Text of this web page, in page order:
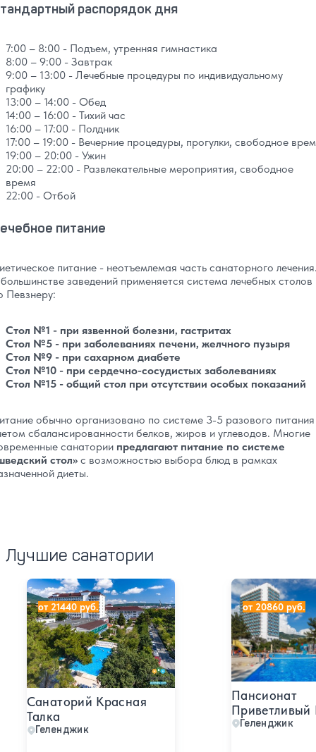
распорядок дня
7:00 – 8:00 - Подъем, утренняя гимнастика
8:00 – 9:00 - Завтрак
9:00 – 13:00 - Лечебные процедуры по индивидуальному
графику
13:00 – 14:00 - Обед
14:00 – 16:00 - Тихий час
16:00 – 17:00 - Полдник
17:00 – 19:00 - Вечерние процедуры, прогулки, свободное
19:00 – 20:00 - Ужин
20:00 – 22:00 - Развлекательные мероприятия, свободное
время
22:00 - Отбой
питание
питание - неотъемлемая часть санаторного
заведений применяется система лечебных столов
Певзнеру:
Стол №1 - при язвенной болезни, гастритах
Стол №5 - при заболеваниях печени, желчного пузыря
Стол №9 - при сахарном диабете
Стол №10 - при сердечно-сосудистых заболеваниях
Стол №15 - общий стол при отсутствии особых показаний
обычно организовано по системе 3-5 разового
сбалансированности белков, жиров и углеводов. Многие
санатории предлагают питание по системе
стол» с возможностью выбора блюд в рамках
диеты.
Лучшие санатории
Санаторий Красная
Талка
Геленджик
Санаторий Красная Талка
от 21440 руб.
Пансионат
Приветливый
Геленджик
Пансионат
от 20860 руб.